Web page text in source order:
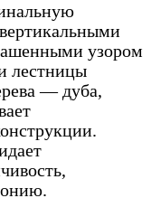
узором
лестницы
— дуба,